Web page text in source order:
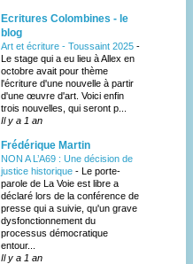
Ecritures Colombines - le
blog
Art et écriture - Toussaint 2025 -
Le stage qui a eu lieu à Allex en
octobre avait pour thème
l'écriture d'une nouvelle à partir
d'une œuvre d'art. Voici enfin
trois nouvelles, qui seront p...
Il y a 1 an
Frédérique Martin
NON A L’A69 : Une décision de
justice historique - Le porte-
parole de La Voie est libre a
déclaré lors de la conférence de
presse qui a suivie, qu'un grave
dysfonctionnement du
processus démocratique
entour...
Il y a 1 an